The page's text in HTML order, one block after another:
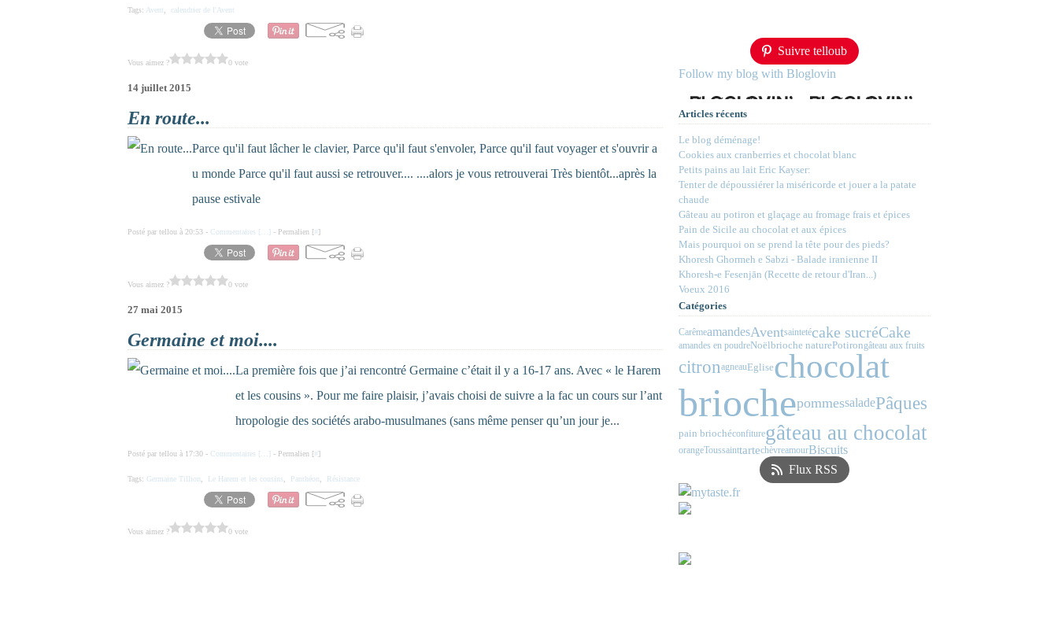
Tags: Avent calendrier de l'Avent
Vous aimez ? 0 vote
14 juillet 2015
En route...
Parce qu'il faut lâcher le clavier, Parce qu'il faut s'envoler, Parce qu'il faut voyager et s'ouvrir a
u monde Parce qu'il faut aussi se retrouver.... ....alors je vous retrouverai Très bientôt...après la
pause estivale
Posté par tellou à 20:53 - Commentaires [ ] - Permalien [#]
Vous aimez ? 0 vote
27 mai 2015
Germaine et moi....
La première fois que j’ai rencontré Germaine c’était il y a 16-17 ans. Avec « le Harem
et les cousins ». Pour me faire plaisir, j’avais choisi de suivre a la fac un cours sur l’ant
hropologie des sociétés arabo-musulmanes (sans même penser qu’un jour je...
Posté par tellou à 17:30 - Commentaires [ ] - Permalien [#]
Tags: Germaine Tillion Le Harem et les cousins Panthéon Résistance
Vous aimez ? 0 vote
Suivre telloub
Follow my blog with Bloglovin
Articles récents
Le blog déménage!
Cookies aux cranberries et chocolat blanc
Petits pains au lait Eric Kayser:
Tenter de dépoussiérer la miséricorde et jouer a la patate
chaude
Gâteau au potiron et glaçage au fromage frais et épices
Pain de Sicile au chocolat et aux épices
Mais pourquoi on se prend la tête pour des pieds?
Khoresh Ghormeh e Sabzi - Balade iranienne II
Khoresh-e Fesenjān (Recette de retour d'Iran...)
Voeux 2016
Catégories
CarêmeamandesAventsaintetécake sucréCake
amandes en poudreNoëlbrioche naturePotirongâteau aux fruits
citronagneauEglisechocolat
briochepommessaladePâques
pain briochéconfituregâteau au chocolat
orangeToussainttartechèvreamourBiscuits
Flux RSS